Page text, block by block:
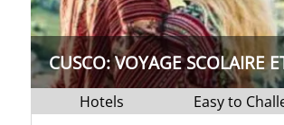
CUSCO: VOYAGE SCOLAIRE
Hotels
Easy to